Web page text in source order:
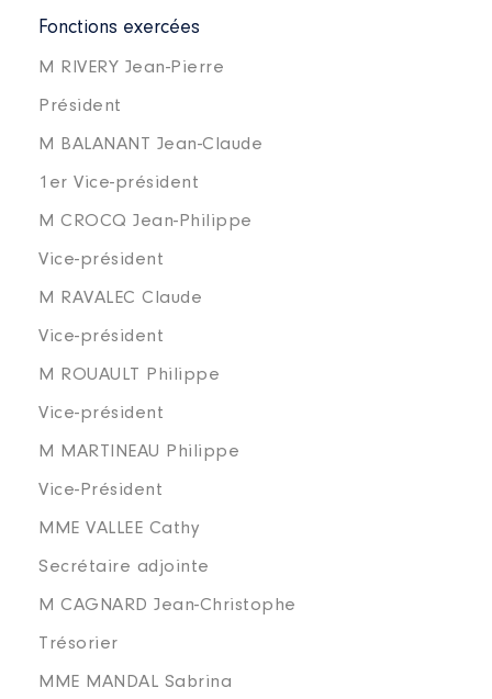
Fonctions exercées
M RIVERY Jean-Pierre
Président
M BALANANT Jean-Claude
1er Vice-président
M CROCQ Jean-Philippe
Vice-président
M RAVALEC Claude
Vice-président
M ROUAULT Philippe
Vice-président
M MARTINEAU Philippe
Vice-Président
MME VALLEE Cathy
Secrétaire adjointe
M CAGNARD Jean-Christophe
Trésorier
MME MANDAL Sabrina